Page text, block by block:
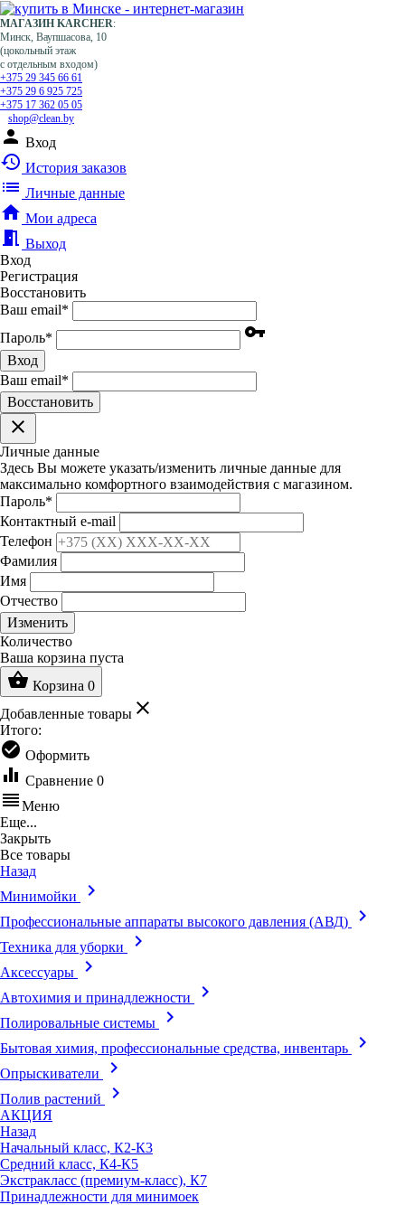
МАГАЗИН KARCHER:
Минск, Ваупшасова, 10
(цокольный этаж
с отдельным входом)
+375 29 345 66 61
+375 29 6 925 725
+375 17 362 05 05
shop@clean.by
person Вход
history История заказов
list Личные данные
home Мои адреса
meeting_room Выход
Вход
Регистрация
Восстановить
Ваш email*
Пароль* vpn_key
Вход
Ваш email*
Воcстановить
clear
Личные данные
Здесь Вы можете указать/изменить личные данные для
максимально комфортного взаимодействия с магазином.
Пароль*
Контактный e-mail
Телефон
Фамилия
Имя
Отчество
Изменить
Количество
Ваша корзина пуста
shopping_basket Корзина 0
Добавленные товары clear
Итого:
check_circle Оформить
equalizer Сравнение 0
reorderМеню
Еще...
Закрыть
Все товары
Назад
Минимойки
keyboard_arrow_right
Профессиональные аппараты высокого давления (АВД) keyboard_arrow_right
Техника для уборки keyboard_arrow_right
Аксессуары keyboard_arrow_right
Автохимия и принадлежности keyboard_arrow_right
Полировальные системы keyboard_arrow_right
Бытовая химия, профессиональные средства, инвентарь keyboard_arrow_right
Опрыскиватели keyboard_arrow_right
Полив растений keyboard_arrow_right
АКЦИЯ
Назад
Начальный класс, К2-К3
Средний класс, К4-К5
Экстракласс (премиум-класс), К7
Принадлежности для минимоек